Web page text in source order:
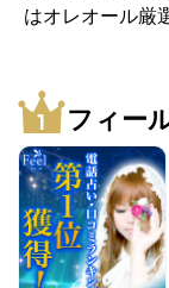
はオレオール厳
フィー